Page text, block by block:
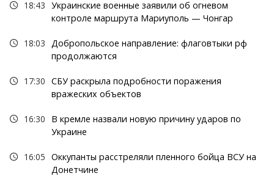
18:43 Украинские военные заявили об огневом
контроле маршрута Мариуполь — Чонгар
18:03
Добропольское направление: флаговтыки рф
продолжаются
17:30 СБУ раскрыла подробности поражения
вражеских объектов
16:30
В кремле назвали новую причину ударов по
Украине
16:05 Оккупанты расстреляли пленного бойца ВСУ на
Донетчине